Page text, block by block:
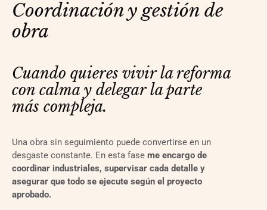
Coordinación y gestión de
obra
Cuando quieres vivir la reforma
con calma y delegar la parte
más compleja.
Una obra sin seguimiento puede convertirse en un
desgaste constante. En esta fase me encargo de
coordinar industriales, supervisar cada detalle y
asegurar que todo se ejecute según el proyecto
aprobado.